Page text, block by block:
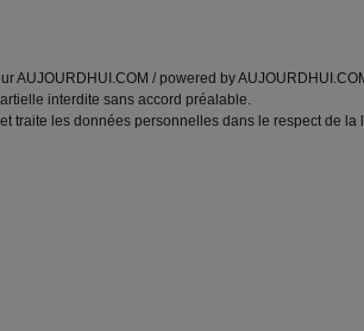
AUJOURDHUI.COM / powered by
interdite sans accord préalable.
traite les données personnelles dans le respect de